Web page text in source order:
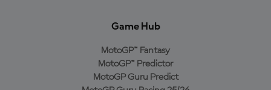
Game Hub
MotoGP™ Fantasy
MotoGP™ Predictor
MotoGP Guru Predict